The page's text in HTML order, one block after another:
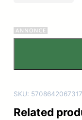
SKU: 5708642067317
Related